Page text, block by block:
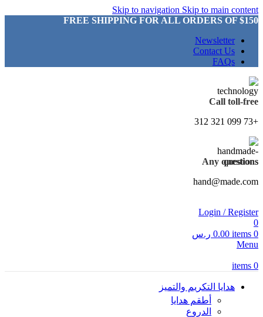
Skip to navigation Skip to main content
FREE SHIPPING FOR ALL ORDERS OF $150
Newsletter
Contact Us
FAQs
Call toll-free
+73 099 321 312
Any questions
hand@made.com
Login / Register
0
0
items
0.00 ر.س
Menu
0
items
هدايا التكريم والتميز
أطقم هدايا
الدروع